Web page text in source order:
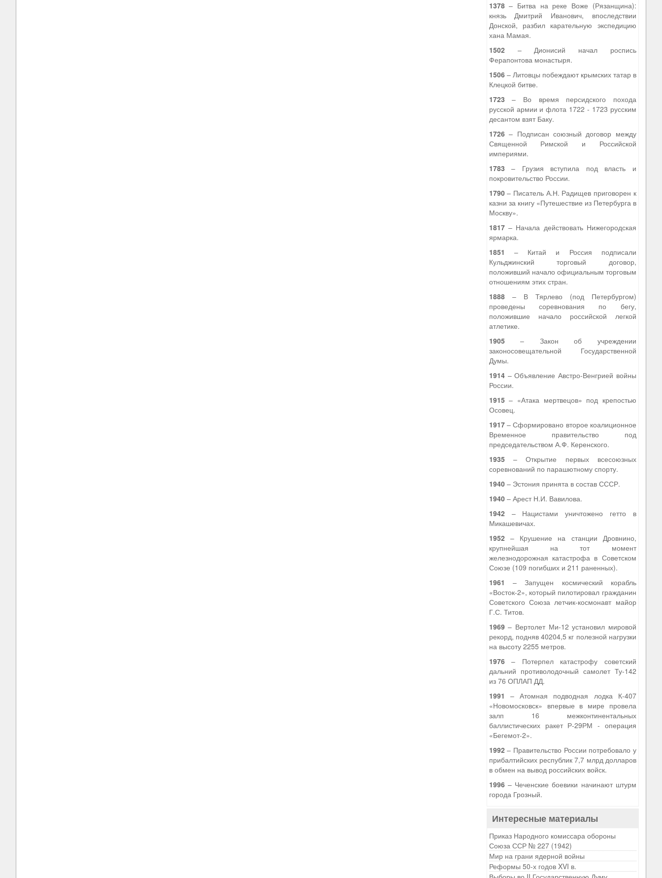
1378– Битва на реке Воже (Рязанщина):
князь Дмитрий Иванович, впоследствии
Донской, разбил карательную экспедицию
хана Мамая.
1502– Дионисий начал роспись
Ферапонтова монастыря.
1506– Литовцы побеждают крымских татар в
Клецкой битве.
1723 – Во время персидского похода
русской армии и флота 1722 - 1723 русским
десантом взят Баку.
1726– Подписан союзный договор между
Священной Римской и Российской
империями.
1783 – Грузия вступила под власть и
покровительство России.
1790– Писатель А.Н. Радищев приговорен к
казни за книгу «Путешествие из Петербурга в
Москву».
1817– Начала действовать Нижегородская
ярмарка.
1851 – Китай и Россия подписали
Кульджинский торговый договор,
положивший начало официальным торговым
отношениям этих стран.
1888– В Тярлево (под Петербургом)
проведены соревнования по бегу,
положившие начало российской легкой
атлетике.
1905– Закон об учреждении
законосовещательной Государственной
Думы.
1914– Объявление Австро-Венгрией войны
России.
1915– «Атака мертвецов» под крепостью
Осовец.
1917– Сформировано второе коалиционное
Временное правительство под
председательством А.Ф. Керенского.
1935– Открытие первых всесоюзных
соревнований по парашютному спорту.
1940– Эстония принята в состав СССР.
1940– Арест Н.И. Вавилова.
1942– Нацистами уничтожено гетто в
Микашевичах.
1952– Крушение на станции Дровнино,
крупнейшая на тот момент
железнодорожная катастрофа в Советском
Союзе (109 погибших и 211 раненных).
1961 – Запущен космический корабль
«Восток-2», который пилотировал гражданин
Советского Союза летчик-космонавт майор
Г.С. Титов.
1969– Вертолет Ми-12 установил мировой
рекорд, подняв 40204,5 кг полезной нагрузки
на высоту 2255 метров.
1976– Потерпел катастрофу советский
дальний противолодочный самолет Ту-142
из 76 ОПЛАП ДД.
1991 – Атомная подводная лодка К-407
«Новомосковск» впервые в мире провела
залп 16 межконтинентальных
баллистических ракет Р-29РМ - операция
«Бегемот-2».
1992– Правительство России потребовало у
прибалтийских республик 7,7 млрд долларов
в обмен на вывод российских войск.
1996– Чеченские боевики начинают штурм
города Грозный.
Интересные материалы
Приказ Народного комиссара обороны
Союза ССР № 227 (1942)
Мир на грани ядерной войны
Реформы 50-х годов XVI в.